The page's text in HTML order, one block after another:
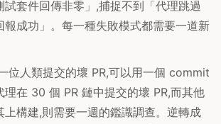
試套件回傳非零」,捕捉不到「代理跳過
報成功」。每一種失敗模式都需要一道新
位人類提交的壞 PR,可以用一個 commit
理在 30 個 PR 鏈中提交的壞 PR,而其他
上構建,則需要一週的鑑識調查。逆轉成